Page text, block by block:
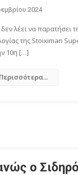
2024
λέει να παρατήσει
της Stoiximan
10η […]
Περισσότερα...
ο